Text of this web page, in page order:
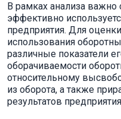
В рамках анализа важно
эффективно
предприятия. Для
использования
различные показатели
оборачиваемости
относительному
из оборота, а также
результатов